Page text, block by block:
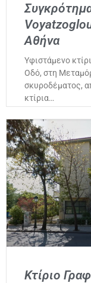
Αθήνα
Υφιστάμενο
Οδό, στη
σκυροδέματος,
κτίρια…
Κτίριο